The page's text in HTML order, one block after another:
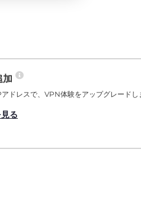
加
ドレスで、VPN体験をアップグレードし
る